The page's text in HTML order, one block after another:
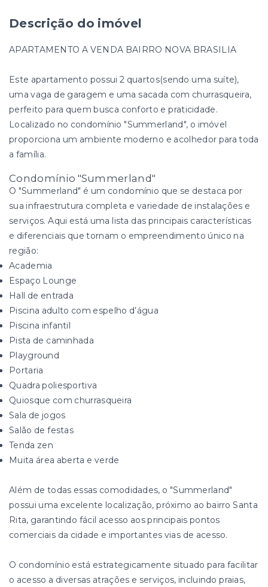
Descrição do imóvel
APARTAMENTO A VENDA BAIRRO NOVA BRASILIA
Este apartamento possui 2 quartos(sendo uma suíte),
uma vaga de garagem e uma sacada com churrasqueira,
perfeito para quem busca conforto e praticidade.
Localizado no condomínio "Summerland", o imóvel
proporciona um ambiente moderno e acolhedor para toda
a família.
Condomínio "Summerland"
O "Summerland" é um condomínio que se destaca por
sua infraestrutura completa e variedade de instalações e
serviços. Aqui está uma lista das principais características
e diferenciais que tornam o empreendimento único na
região:
Academia
Espaço Lounge
Hall de entrada
Piscina adulto com espelho d’água
Piscina infantil
Pista de caminhada
Playground
Portaria
Quadra poliesportiva
Quiosque com churrasqueira
Sala de jogos
Salão de festas
Tenda zen
Muita área aberta e verde
Além de todas essas comodidades, o "Summerland"
possui uma excelente localização, próximo ao bairro Santa
Rita, garantindo fácil acesso aos principais pontos
comerciais da cidade e importantes vias de acesso.
O condomínio está estrategicamente situado para facilitar
o acesso a diversas atrações e serviços, incluindo praias,